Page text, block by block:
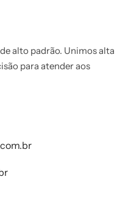
alto padrão. Unimos alta
para atender aos